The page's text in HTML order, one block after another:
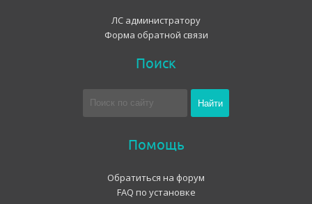
ЛС администратору
Форма обратной связи
Поиск
Помощь
Обратиться на форум
FAQ по установке